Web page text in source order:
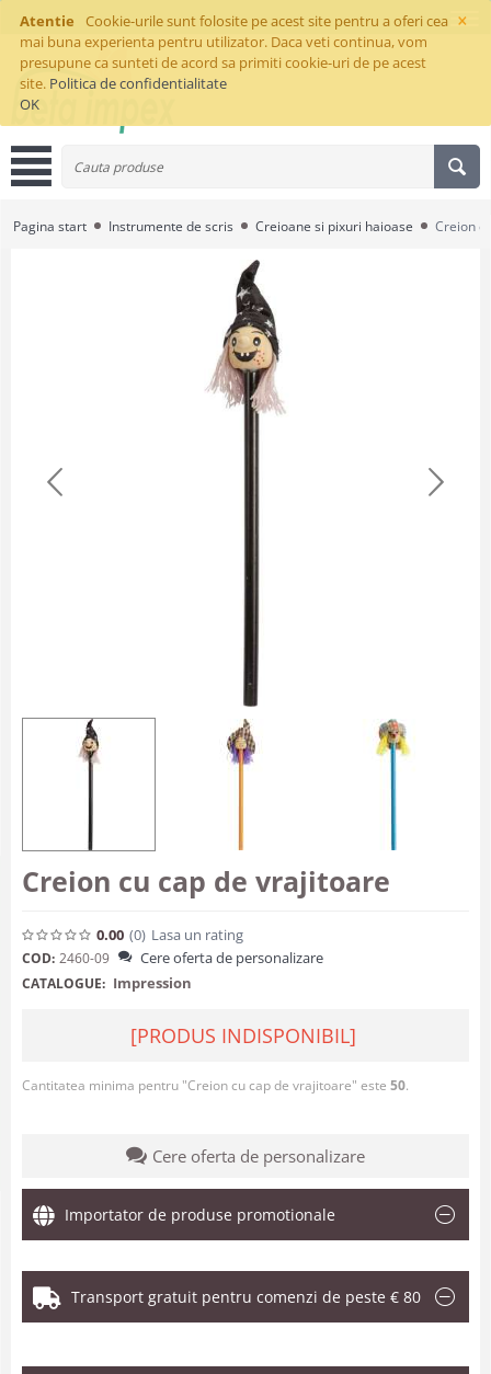
×
Atentie
Cookie-urile sunt folosite pe acest site pentru a oferi cea
mai buna experienta pentru utilizator. Daca veti continua, vom
presupune ca sunteti de acord sa primiti cookie-uri de pe acest
site. Politica de confidentialitate
OK
Pagina start Instrumente de scris Creioane si pixuri haioase Creion
Creion cu cap de vrajitoare
0.00 (0) Lasa un rating
COD: 2460-09 Cere oferta de personalizare
CATALOGUE: Impression
[PRODUS INDISPONIBIL]
Cantitatea minima pentru "Creion cu cap de vrajitoare" este 50.
Cere oferta de personalizare
Importator de produse promotionale
Transport gratuit pentru comenzi de peste € 80